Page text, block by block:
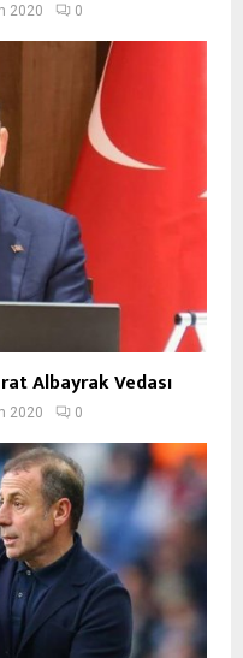
2020 0
Albayrak Vedası
2020 0